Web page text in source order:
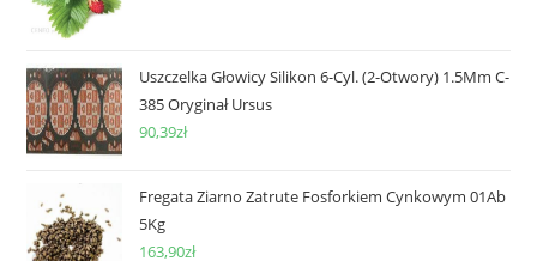
Uszczelka Głowicy Silikon 6-Cyl. (2-Otwory) 1.5Mm C-
385 Oryginał Ursus
90,39zł
Fregata Ziarno Zatrute Fosforkiem Cynkowym 01Ab
5Kg
163,90zł